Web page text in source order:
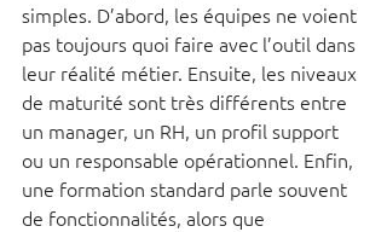
simples. D’abord, les équipes ne voient
pas toujours quoi faire avec l’outil dans
leur réalité métier. Ensuite, les niveaux
de maturité sont très différents entre
un manager, un RH, un profil support
ou un responsable opérationnel. Enfin,
une formation standard parle souvent
de fonctionnalités, alors que